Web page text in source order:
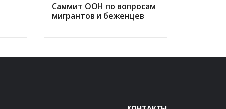
Саммит ООН по вопросам
мигрантов и беженцев